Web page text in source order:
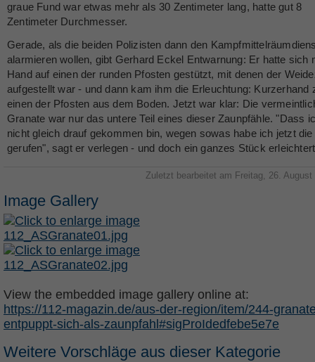
graue Fund war etwas mehr als 30 Zentimeter lang, hatte gut 8
Zentimeter Durchmesser.
Gerade, als die beiden Polizisten dann den
alarmieren wollen, gibt Gerhard Eckel Entwarnung: Er hatte sich
Hand auf einen der runden Pfosten gestützt, mit denen der
aufgestellt war - und dann kam ihm die Erleuchtung: Kurzerhand
einen der Pfosten aus dem Boden. Jetzt war klar: Die
Granate war nur das untere Teil eines dieser Zaunpfähle. "Dass
nicht gleich drauf gekommen bin, wegen sowas habe ich jetzt
gerufen", sagt er verlegen - und doch ein ganzes Stück
Zuletzt bearbeitet am Freitag, 26. August
Image Gallery
View the embedded image gallery online at:
https://112-magazin.de/aus-der-region/item/244-
entpuppt-sich-als-zaunpfahl#sigProIdedfebe5e7e
Weitere Vorschläge aus dieser Kategorie